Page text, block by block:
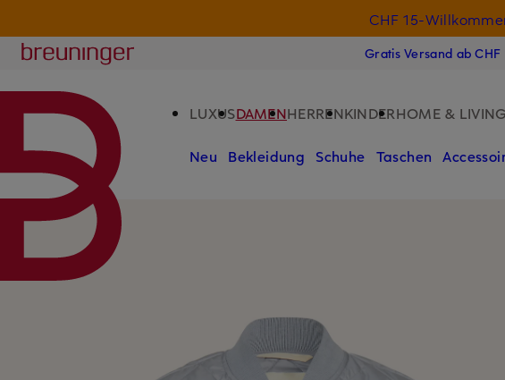
CHF 15-
Breuninger
Gratis Versand ab CHF
LUXUSDAMENHERRENKINDERHOME & LIVING
Neu Bekleidung Schuhe Taschen